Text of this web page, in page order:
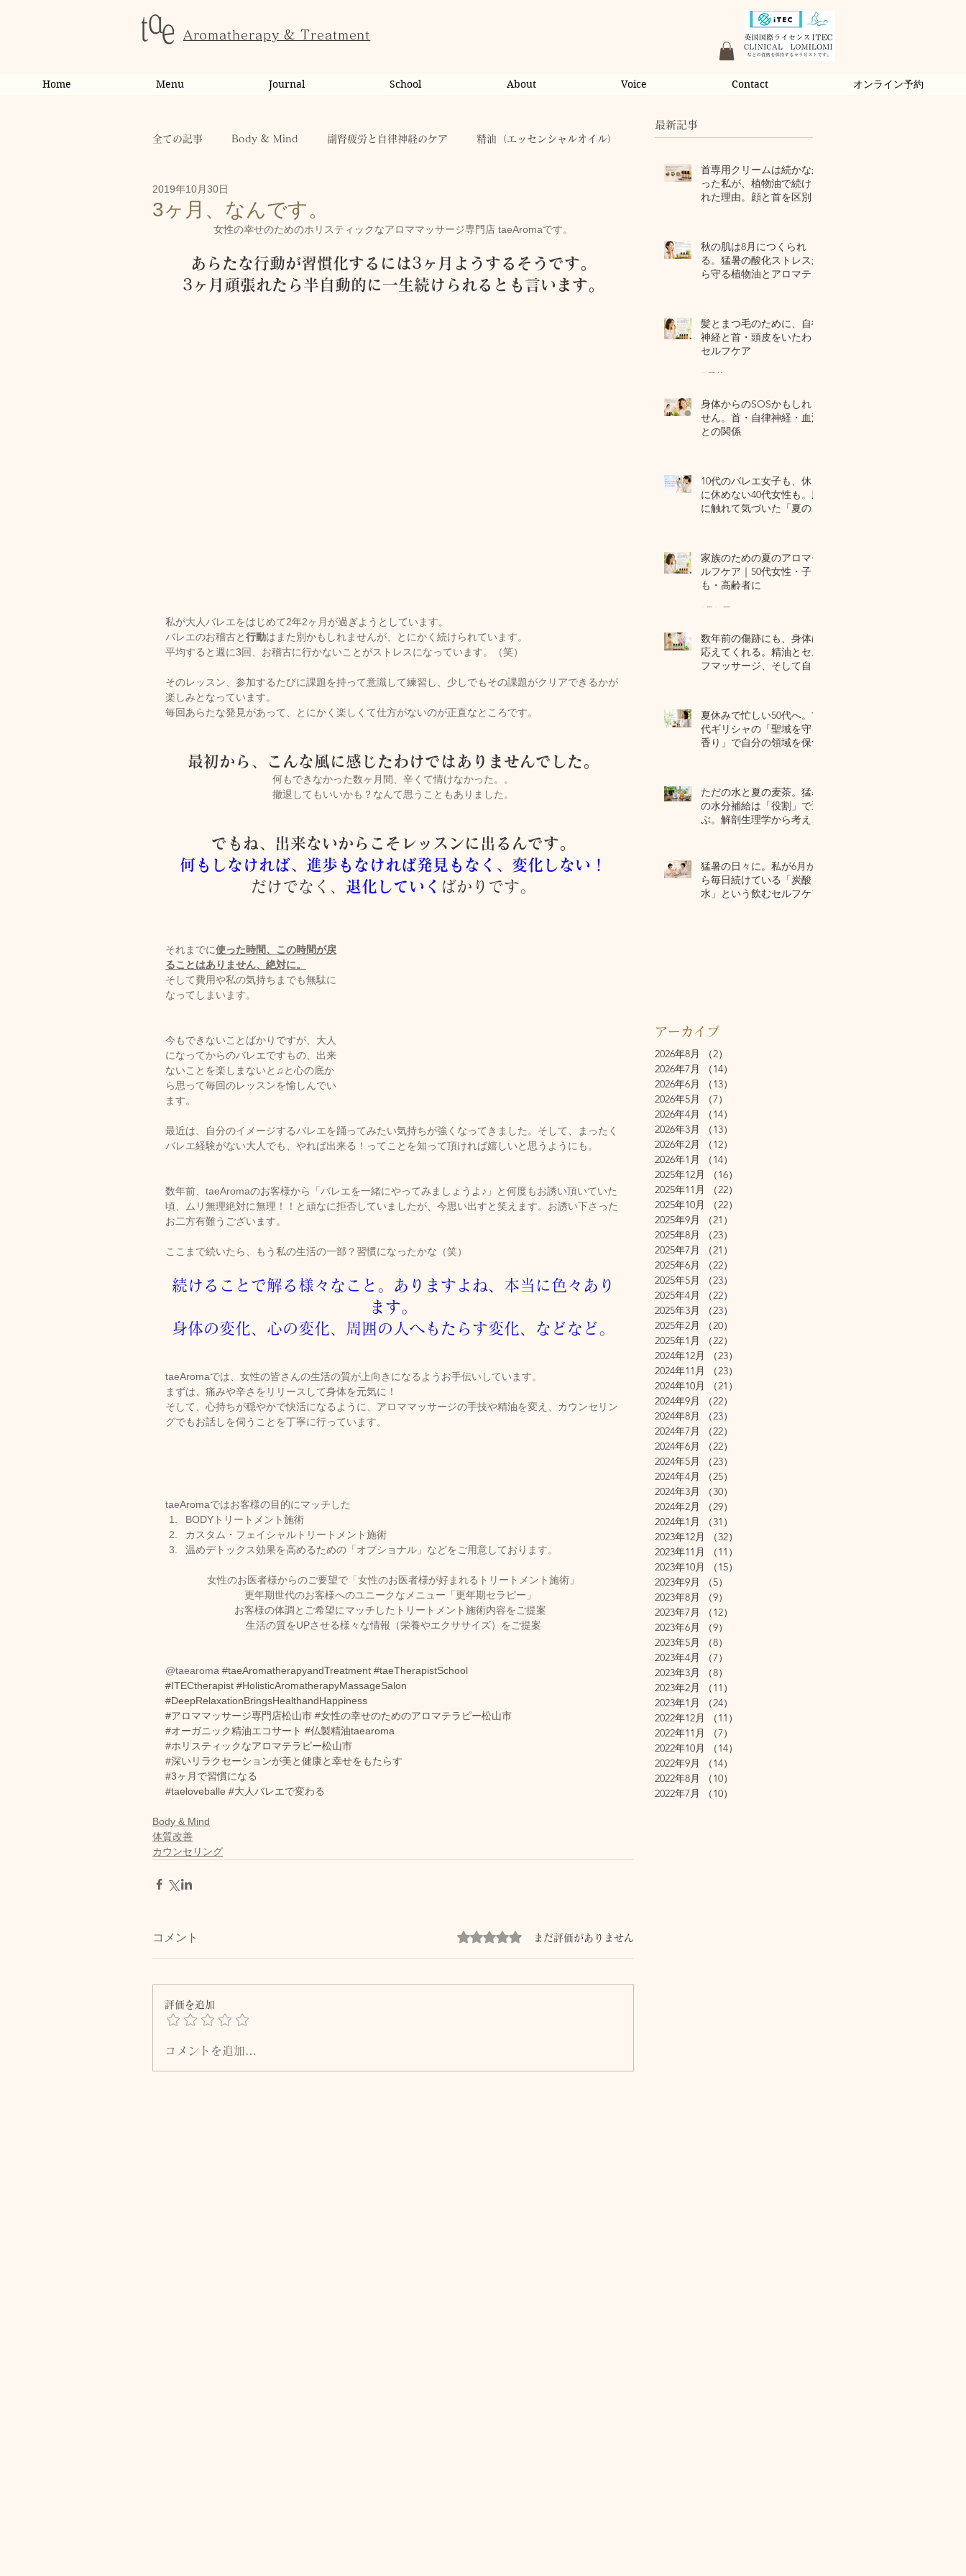
Aromatherapy & Treatment
Home Menu Journal School About Voice Contact オンライン予約
全ての記事 Body & Mind 副腎疲労と自律神経のケア 精油（エッセンシャルオイル）
お客様の変化・ご感想
3ヶ月、なんです。
2019年10月30日
女性の幸せのためのホリスティックなアロママッサージ専門店 taeAromaです。
あらたな行動が習慣化するには3ヶ月ようするそうです。
3ヶ月頑張れたら半自動的に一生続けられるとも言います。
私が大人バレエをはじめて2年2ヶ月が過ぎようとしています。
バレエのお稽古と行動はまた別かもしれませんが、とにかく続けられています。
平均すると週に3回、お稽古に行かないことがストレスになっています。（笑）
そのレッスン、参加するたびに課題を持って意識して練習し、少しでもその課題がクリアできるかが
楽しみとなっています。
毎回あらたな発見があって、とにかく楽しくて仕方がないのが正直なところです。
最初から、こんな風に感じたわけではありませんでした。
何もできなかった数ヶ月間、辛くて情けなかった。。
撤退してもいいかも？なんて思うこともありました。
でもね、出来ないからこそレッスンに出るんです。
何もしなければ、進歩もなければ発見もなく、変化しない！
だけでなく、 退化していく ばかりです。
それまでに使った時間、この時間が戻
ることはありません、絶対に。
そして費用や私の気持ちまでも無駄に
なってしまいます。
今もできないことばかりですが、大人
になってからのバレエですもの、出来
ないことを楽しまないと♫と心の底か
ら思って毎回のレッスンを愉しんでい
ます。
最近は、自分のイメージするバレエを踊ってみたい気持ちが強くなってきました。そして、まったく
バレエ経験がない大人でも、やれば出来る！ってことを知って頂ければ嬉しいと思うようにも。
数年前、taeAromaのお客様から「バレエを一緒にやってみましょうよ♪」と何度もお誘い頂いていた
頃、ムリ無理絶対に無理！！と頑なに拒否していましたが、今思い出すと笑えます。お誘い下さった
お二方有難うございます。
ここまで続いたら、もう私の生活の一部？習慣になったかな（笑）
続けることで解る様々なこと。ありますよね、本当に色々あり
ます。
身体の変化、心の変化、周囲の人へもたらす変化、などなど。
taeAromaでは、女性の皆さんの生活の質が上向きになるようお手伝いしています。
まずは、痛みや辛さをリリースして身体を元気に！
そして、心持ちが穏やかで快活になるように、アロママッサージの手技や精油を変え、カウンセリン
グでもお話しを伺うことを丁寧に行っています。
taeAromaではお客様の目的にマッチした
BODYトリートメント施術
カスタム・フェイシャルトリートメント施術
温めデトックス効果を高めるための「オプショナル」などをご用意しております。
女性のお医者様からのご要望で「女性のお医者様が好まれるトリートメント施術」
更年期世代のお客様へのユニークなメニュー「更年期セラピー」
お客様の体調とご希望にマッチしたトリートメント施術内容をご提案
生活の質をUPさせる様々な情報（栄養やエクササイズ）をご提案
@taearoma #taeAromatherapyandTreatment #taeTherapistSchool
#ITECtherapist #HolisticAromatherapyMassageSalon
#DeepRelaxationBringsHealthandHappiness
#アロママッサージ専門店松山市 #女性の幸せのためのアロマテラピー松山市
#オーガニック精油エコサート #仏製精油taearoma
#ホリスティックなアロマテラピー松山市
#深いリラクセーションが美と健康と幸せをもたらす
#3ヶ月で習慣になる
#taeloveballe #大人バレエで変わる
Body & Mind
体質改善
カウンセリング
コメント 5つ星のうち0と評価されています。
まだ評価がありません
評価を追加
コメントを追加…
最新記事
首専用クリームは続かなか
った私が、植物油で続けら
れた理由。顔と首を区別し
秋の肌は8月につくられ
る。猛暑の酸化ストレスか
ら守る植物油とアロマテラ
髪とまつ毛のために、自律
神経と首・頭皮をいたわる
セルフケア
7 日前
身体からのSOSかもしれま
せん。首・自律神経・血流
との関係
10代のバレエ女子も、休日
に休めない40代女性も。肌
に触れて気づいた「夏の全
家族のための夏のアロマセ
ルフケア｜50代女性・子ど
も・高齢者に
7月24日
数年前の傷跡にも、身体は
応えてくれる。精油とセル
フマッサージ、そして自己
夏休みで忙しい50代へ。古
代ギリシャの「聖域を守る
香り」で自分の領域を保つ
ただの水と夏の麦茶。猛暑
の水分補給は「役割」で選
ぶ。解剖生理学から考える
猛暑の日々に。私が6月か
ら毎日続けている「炭酸
水」という飲むセルフケア
アーカイブ
2026年8月
（2）
2026年7月
（14）
2026年6月
（13）
2026年5月
（7）
2026年4月
（14）
2026年3月
（13）
2026年2月
（12）
2026年1月
（14）
2025年12月
（16）
2025年11月
（22）
2025年10月
（22）
2025年9月
（21）
2025年8月
（23）
2025年7月
（21）
2025年6月
（22）
2025年5月
（23）
2025年4月
（22）
2025年3月
（23）
2025年2月
（20）
2025年1月
（22）
2024年12月
（23）
2024年11月
（23）
2024年10月
（21）
2024年9月
（22）
2024年8月
（23）
2024年7月
（22）
2024年6月
（22）
2024年5月
（23）
2024年4月
（25）
2024年3月
（30）
2024年2月
（29）
2024年1月
（31）
2023年12月
（32）
2023年11月
（11）
2023年10月
（15）
2023年9月
（5）
2023年8月
（9）
2023年7月
（12）
2023年6月
（9）
2023年5月
（8）
2023年4月
（7）
2023年3月
（8）
2023年2月
（11）
2023年1月
（24）
2022年12月
（11）
2022年11月
（7）
2022年10月
（14）
2022年9月
（14）
2022年8月
（10）
2022年7月
（10）